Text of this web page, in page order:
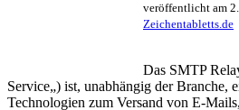
veröffentlicht am
Zeichentabletts.de
Das SMTP
Service„) ist, unabhängig der Branche,
Technologien zum Versand von E-